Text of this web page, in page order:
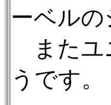
ーベルの
またユ
うです。